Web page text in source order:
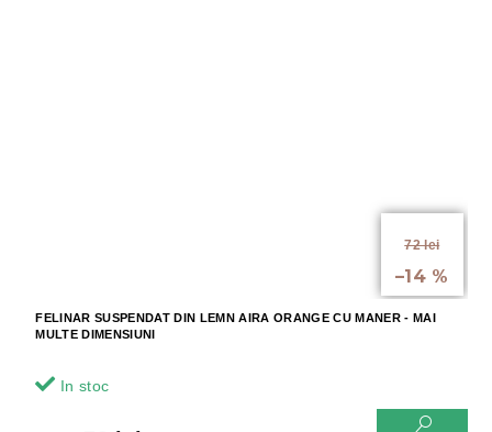
72 lei
–14 %
FELINAR SUSPENDAT DIN LEMN AIRA ORANGE CU MANER - MAI
MULTE DIMENSIUNI
In stoc